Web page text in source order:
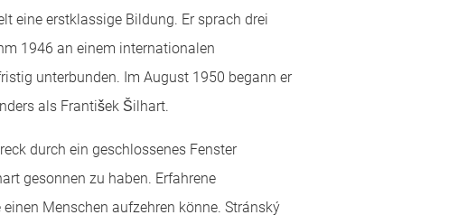
eine erstklassige Bildung. Er sprach drei
1946 an einem internationalen
unterbunden. Im August 1950 begann er
als František Šilhart.
durch ein geschlossenes Fenster
gesonnen zu haben. Erfahrene
Menschen aufzehren könne. Stránský